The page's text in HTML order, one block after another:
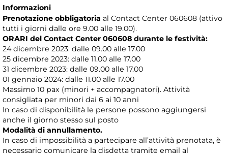
Informazioni
Prenotazione obbligatoria al Contact Center 060608 (attivo
tutti i giorni dalle ore 9.00 alle 19.00).
ORARI del Contact Center 060608 durante le festività:
24 dicembre 2023: dalle 09.00 alle 17.00
25 dicembre 2023: dalle 11.00 alle 17.00
31 dicembre 2023: dalle 09.00 alle 17.00
01 gennaio 2024: dalle 11.00 alle 17.00
Massimo 10 pax (minori + accompagnatori). Attività
consigliata per minori dai 6 ai 10 anni
In caso di disponibilità le persone possono aggiungersi
anche il giorno stesso sul posto
Modalità di annullamento.
In caso di impossibilità a partecipare all’attività prenotata, è
necessario comunicare la disdetta tramite email al